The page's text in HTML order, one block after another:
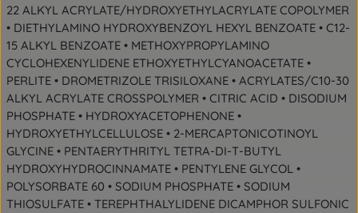
22 ALKYL ACRYLATE/HYDROXYETHYLACRYLATE COPOLYMER
• DIETHYLAMINO HYDROXYBENZOYL HEXYL BENZOATE • C12-
15 ALKYL BENZOATE • METHOXYPROPYLAMINO
CYCLOHEXENYLIDENE ETHOXYETHYLCYANOACETATE •
PERLITE • DROMETRIZOLE TRISILOXANE • ACRYLATES/C10-30
ALKYL ACRYLATE CROSSPOLYMER • CITRIC ACID • DISODIUM
PHOSPHATE • HYDROXYACETOPHENONE •
HYDROXYETHYLCELLULOSE • 2-MERCAPTONICOTINOYL
GLYCINE • PENTAERYTHRITYL TETRA-DI-T-BUTYL
HYDROXYHYDROCINNAMATE • PENTYLENE GLYCOL •
POLYSORBATE 60 • SODIUM PHOSPHATE • SODIUM
THIOSULFATE • TEREPHTHALYLIDENE DICAMPHOR SULFONIC